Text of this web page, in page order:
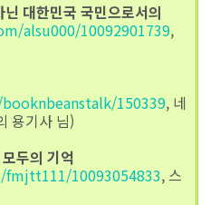
대한민국 국민으로서의
alsu000/10092901739,
150339, 네
용기사 님)
두의 기억
10093054833, 스